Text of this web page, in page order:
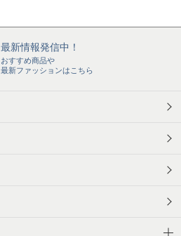
最新情報発信中！
おすすめ商品や
最新ファッションはこちら